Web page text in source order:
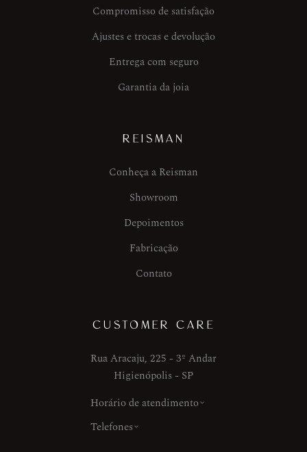
Compromisso de satisfação
Ajustes e trocas e devolução
Entrega com seguro
Garantia da joia
REISMAN
Conheça a Reisman
Showroom
Depoimentos
Fabricação
Contato
CUSTOMER CARE
Rua Aracaju, 225 - 3º Andar
Higienópolis - SP
Horário de atendimento
Telefones